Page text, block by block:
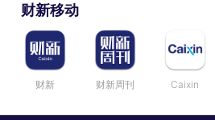
财新移动
财新 财新周刊 Caixin